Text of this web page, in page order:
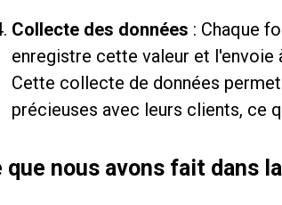
Collecte des données : Chaque
enregistre cette valeur et l'envoie
Cette collecte de données
précieuses avec leurs clients, ce
que nous avons fait dans